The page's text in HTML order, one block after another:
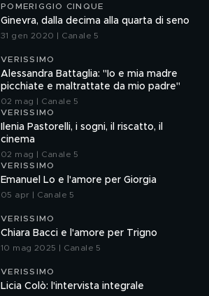
POMERIGGIO CINQUE
Ginevra, dalla decima alla quarta di seno
31 gen 2020 | Canale 5
VERISSIMO
Alessandra Battaglia: "Io e mia madre
picchiate e maltrattate da mio padre"
02 mag | Canale 5
VERISSIMO
Ilenia Pastorelli, i sogni, il riscatto, il
cinema
02 mag | Canale 5
VERISSIMO
Emanuel Lo e l'amore per Giorgia
05 apr | Canale 5
VERISSIMO
Chiara Bacci e l'amore per Trigno
10 mag 2025 | Canale 5
VERISSIMO
Licia Colò: l'intervista integrale